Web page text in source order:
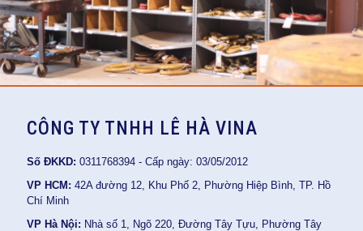
CÔNG TY TNHH LÊ HÀ VINA
Số ĐKKD: 0311768394 - Cấp ngày: 03/05/2012
VP HCM: 42A đường 12, Khu Phố 2, Phường Hiệp Bình, TP. Hồ
Chí Minh
VP Hà Nội: Nhà số 1, Ngõ 220, Đường Tây Tựu, Phường Tây